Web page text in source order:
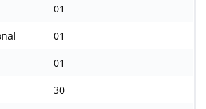
01
01
01
30